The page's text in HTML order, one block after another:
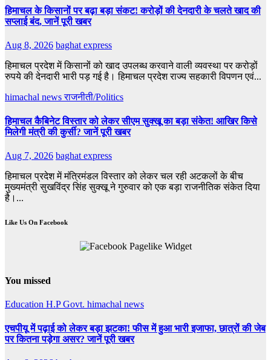
हिमाचल के किसानों पर बढ़ा बड़ा संकट! करोड़ों की देनदारी के चलते खाद की
सप्लाई बंद, जानें पूरी खबर
Aug 8, 2026 baghat express
हिमाचल प्रदेश में किसानों को खाद उपलब्ध करवाने वाली व्यवस्था पर करोड़ों
रुपये की देनदारी भारी पड़ गई है। हिमाचल प्रदेश राज्य सहकारी विपणन एवं...
himachal newsराजनीती/Politics
हिमाचल कैबिनेट विस्तार को लेकर सीएम सुक्खू का बड़ा संकेत! आखिर किसे
मिलेगी मंत्री की कुर्सी? जानें पूरी खबर
Aug 7, 2026 baghat express
हिमाचल प्रदेश में मंत्रिमंडल विस्तार को लेकर चल रही अटकलों के बीच
मुख्यमंत्री सुखविंद्र सिंह सुक्खू ने गुरुवार को एक बड़ा राजनीतिक संकेत दिया
है।...
Like Us On Facebook
You missed
Education H.P Govt. himachal news
एचपीयू में पढ़ाई को लेकर बड़ा झटका! फीस में हुआ भारी इजाफा, छात्रों की जेब
पर कितना पड़ेगा असर? जानें पूरी खबर